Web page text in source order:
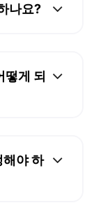
나요?
떻게 되
야 하